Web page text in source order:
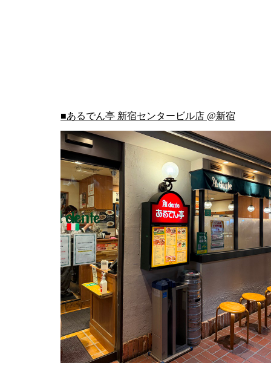
■あるでん亭 新宿センタービル店 @新宿